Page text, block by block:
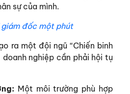
sự của mình.
giám đốc một phút
ra một đội ngũ “Chiến binh
nghiệp cần phải hội tụ
Một môi trường phù hợp